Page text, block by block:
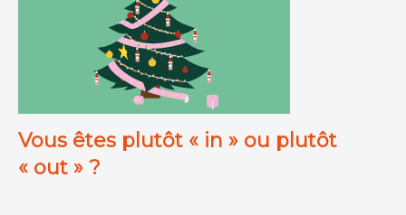
Vous êtes plutôt « in » ou plutôt
« out » ?